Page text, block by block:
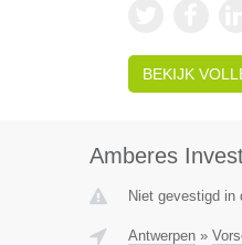
BEKIJK
Amberes
Niet gevestigd in
Antwerpen»